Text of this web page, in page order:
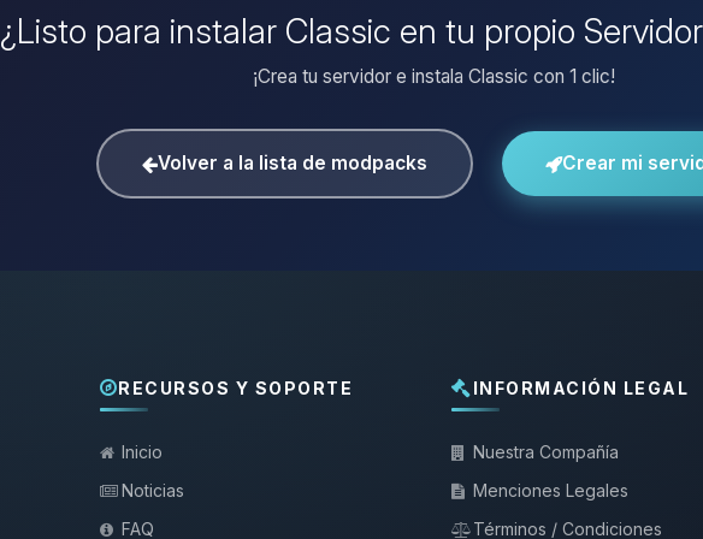
¿Listo para instalar Classic en tu propio
¡Crea tu servidor e instala Classic con 1 clic!
Volver a la lista de modpacks Crear mi
RECURSOS Y SOPORTE
Inicio
Noticias
FAQ
INFORMACIÓN LEGAL
Nuestra Compañía
Menciones Legales
Términos / Condiciones